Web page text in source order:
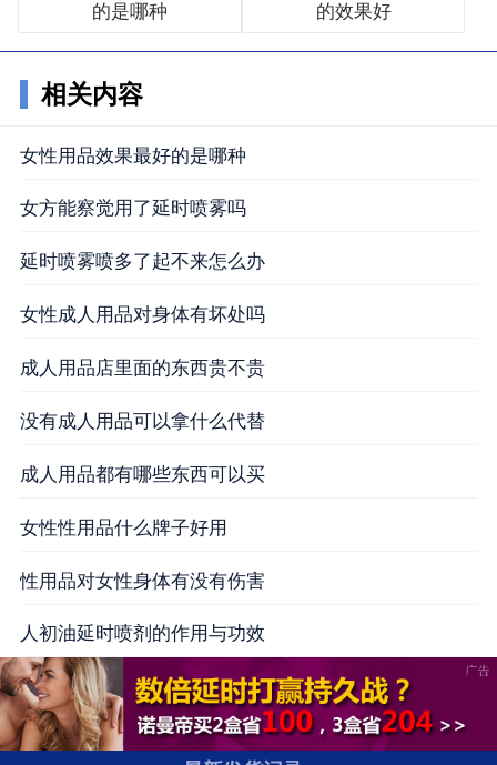
的是哪种
的效果好
相关内容
女性用品效果最好的是哪种
女方能察觉用了延时喷雾吗
延时喷雾喷多了起不来怎么办
女性成人用品对身体有坏处吗
成人用品店里面的东西贵不贵
没有成人用品可以拿什么代替
成人用品都有哪些东西可以买
女性性用品什么牌子好用
性用品对女性身体有没有伤害
人初油延时喷剂的作用与功效
贺** 广东省深圳市 快递单号 SF12260*****
周** 浙江省宁波市 快递单号 SF12240*****
王** 海南省海口市 快递单号 SF51117*****
李** 广西壮族自治区南宁市 快递单号 SF51113*****
潘** 四川省泸州市 快递单号 SF51155*****